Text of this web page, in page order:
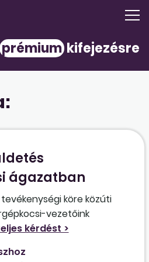
prémiumkifejezésre
ágazatban
köre közúti
vezetőink
belül mozognak,
munkákat végeznek,
hatálya alá